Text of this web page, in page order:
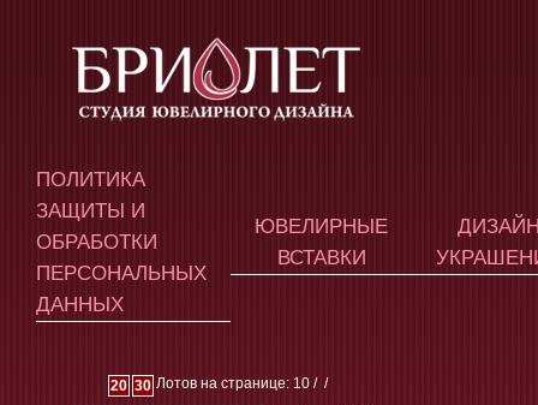
ПОЛИТИКА
ЗАЩИТЫ И
ОБРАБОТКИ
ПЕРСОНАЛЬНЫХ
ДАННЫХ
ЮВЕЛИРНЫЕ
ВСТАВКИ
Лотов на странице: 10 /
20 /
30